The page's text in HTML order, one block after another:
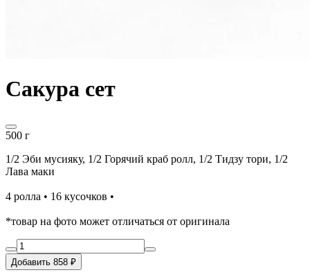
Сакура сет
500 г
1/2 Эби мусияку, 1/2 Горячий краб ролл, 1/2 Тидзу тори, 1/2
Лава маки
4 ролла • 16 кусочков •
*товар на фото может отличаться от оригинала
Добавить 858 ₽